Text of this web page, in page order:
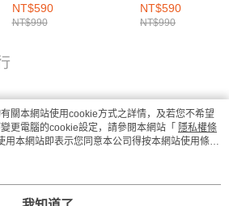
NT$590
NT$990
NT$590
NT$990
關本網站使用cookie方式之詳情，及若您不希望
更電腦的cookie設定，請參閱本網站「 隱私權條
用本網站即表示您同意本公司得按本網站使用條款